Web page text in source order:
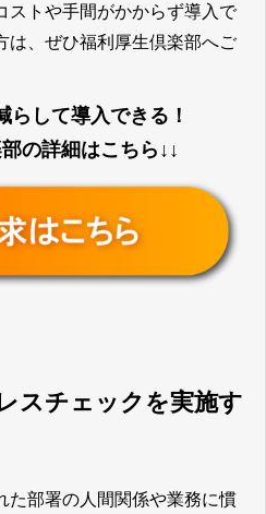
ストや手間がかからず導入で
は、ぜひ福利厚生倶楽部へご
らして導入できる！
の詳細はこちら↓↓
スチェックを実施す
た部署の人間関係や業務に慣